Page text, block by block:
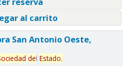
al carrito
San Antonio Oeste,
del Estado.